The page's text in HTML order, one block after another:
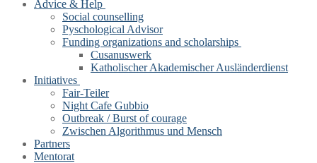
Advice & Help
Social counselling
Pyschological Advisor
Funding organizations and scholarships
Cusanuswerk
Katholischer Akademischer Ausländerdienst
Initiatives
Fair-Teiler
Night Cafe Gubbio
Outbreak / Burst of courage
Zwischen Algorithmus und Mensch
Partners
Mentorat